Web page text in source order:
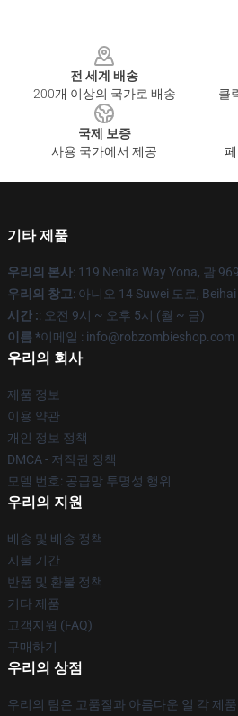
전 세계 배송
200개 이상의 국가로 배송
클
국제 보증
사용 국가에서 제공
기타 제품
우리의 본사: 119 Nenita Way Yona, 괌
우리의 창고: 아니오 14 Suwei 도로,
시간 :: 오전 9시 ~ 오후 5시 (월 ~ 금)
이름 *이메일 : info@robzombieshop.com
우리의 회사
제품 정보
이용 약관
개인 정보 정책
DMCA - 저작권 정책
모델 번호: 공급망 투명성 행위
우리의 지원
배송 및 배송 정책
지불 기간
반품 및 환불 정책
기타 제품
고객지원 (FAQ)
구매하기
우리의 상점
우리의 팀은 고품질과 아름다운 일 각 제